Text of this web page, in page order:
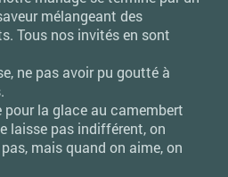
mélangeant des
Tous nos invités en sont
ne pas avoir pu goutté à
la glace au camembert
laisse pas indifférent, on
mais quand on aime, on